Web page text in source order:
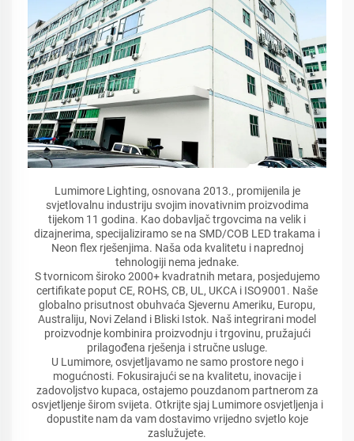
Lumimore Lighting, osnovana 2013., promijenila je
svjetlovalnu industriju svojim inovativnim proizvodima
tijekom 11 godina. Kao dobavljač trgovcima na velik i
dizajnerima, specijaliziramo se na SMD/COB LED trakama i
Neon flex rješenjima. Naša oda kvalitetu i naprednoj
tehnologiji nema jednake.
S tvornicom široko 2000+ kvadratnih metara, posjedujemo
certifikate poput CE, ROHS, CB, UL, UKCA i ISO9001. Naše
globalno prisutnost obuhvaća Sjevernu Ameriku, Europu,
Australiju, Novi Zeland i Bliski Istok. Naš integrirani model
proizvodnje kombinira proizvodnju i trgovinu, pružajući
prilagođena rješenja i stručne usluge.
U Lumimore, osvjetljavamo ne samo prostore nego i
mogućnosti. Fokusirajući se na kvalitetu, inovacije i
zadovoljstvo kupaca, ostajemo pouzdanom partnerom za
osvjetljenje širom svijeta. Otkrijte sjaj Lumimore osvjetljenja i
dopustite nam da vam dostavimo vrijedno svjetlo koje
zaslužujete.